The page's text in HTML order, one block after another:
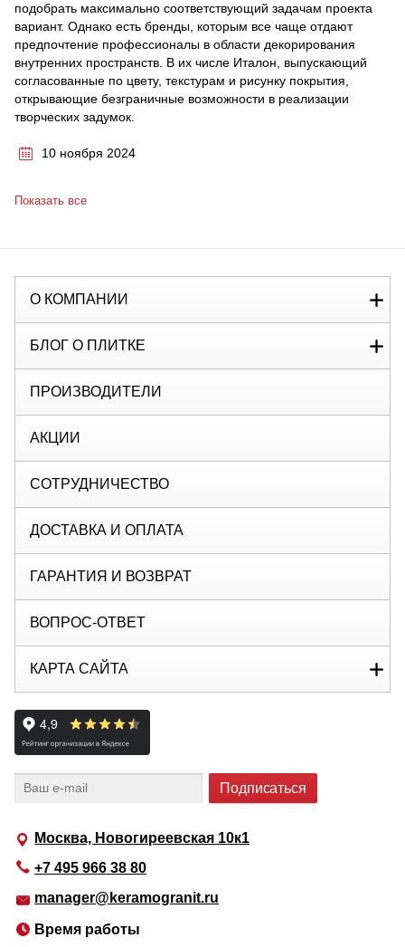
подобрать максимально соответствующий задачам проекта
вариант. Однако есть бренды, которым все чаще отдают
предпочтение профессионалы в области декорирования
внутренних пространств. В их числе Италон, выпускающий
согласованные по цвету, текстурам и рисунку покрытия,
открывающие безграничные возможности в реализации
творческих задумок.
10 ноября 2024
Показать все
Москва, Новогиреевская 10к1
+7 495 966 38 80
manager@keramogranit.ru
Время работы
О КОМПАНИИ
БЛОГ О ПЛИТКЕ
ПРОИЗВОДИТЕЛИ
АКЦИИ
СОТРУДНИЧЕСТВО
ДОСТАВКА И ОПЛАТА
ГАРАНТИЯ И ВОЗВРАТ
ВОПРОС-ОТВЕТ
КАРТА САЙТА